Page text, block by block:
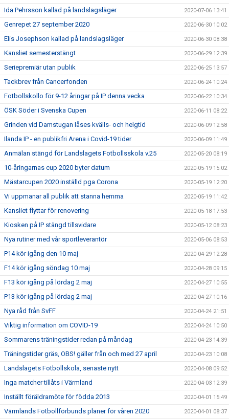
Ida Pehrsson kallad på landslagsläger 2020-07-06 13:41
Genrepet 27 september 2020 2020-06-30 10:02
Elis Josephson kallad på landslagsläger 2020-06-30 08:38
Kansliet semesterstängt 2020-06-29 12:39
Seriepremiär utan publik 2020-06-25 13:57
Tackbrev från Cancerfonden 2020-06-24 10:24
Fotbollskollo för 9-12 åringar på IP denna vecka 2020-06-22 10:34
ÖSK Söder i Svenska Cupen 2020-06-11 08:22
Grinden vid Damstugan låses kvälls- och helgtid 2020-06-09 12:58
Ilanda IP - en publikfri Arena i Covid-19 tider 2020-06-09 11:49
Anmälan stängd för Landslagets Fotbollsskola v.25 2020-05-20 08:19
10-åringarnas cup 2020 byter datum 2020-05-19 15:02
Mästarcupen 2020 inställd pga Corona 2020-05-19 12:20
Vi uppmanar all publik att stanna hemma 2020-05-19 11:42
Kansliet flyttar för renovering 2020-05-18 17:53
Kiosken på IP stängd tillsvidare 2020-05-12 08:23
Nya rutiner med vår sportleverantör 2020-05-06 08:53
P14 kör igång den 10 maj 2020-04-29 12:28
F14 kör igång söndag 10 maj 2020-04-28 09:15
F13 kör igång på lördag 2 maj 2020-04-27 10:55
P13 kör igång på lördag 2 maj 2020-04-27 10:16
Nya råd från SvFF 2020-04-24 21:51
Viktig information om COVID-19 2020-04-24 10:50
Sommarens träningstider redan på måndag 2020-04-23 14:39
Träningstider gräs, OBS! gäller från och med 27 april 2020-04-23 10:08
Landslagets Fotbollskola, senaste nytt 2020-04-08 09:52
Inga matcher tillåts i Värmland 2020-04-03 12:39
Inställt föräldramöte för födda 2013 2020-04-01 15:49
Värmlands Fotbollförbunds planer för våren 2020 2020-04-01 08:37